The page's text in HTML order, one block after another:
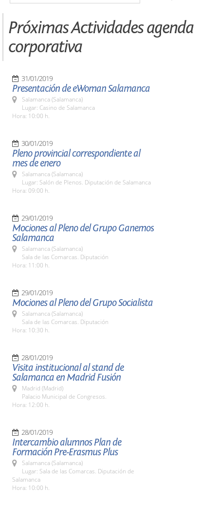
Próximas Actividades agenda
corporativa
31/01/2019
Presentación de eWoman Salamanca
Salamanca (Salamanca)
Lugar: Casino de Salamanca
Hora: 10:00 h.
30/01/2019
Pleno provincial correspondiente al
mes de enero
Salamanca (Salamanca)
Lugar: Salón de Plenos. Diputación de Salamanca
Hora: 09:00 h.
29/01/2019
Mociones al Pleno del Grupo Ganemos
Salamanca
Salamanca (Salamanca)
Sala de las Comarcas. Diputación
Hora: 11:00 h.
29/01/2019
Mociones al Pleno del Grupo Socialista
Salamanca (Salamanca)
Sala de las Comarcas. Diputación
Hora: 10:30 h.
28/01/2019
Visita institucional al stand de
Salamanca en Madrid Fusión
Madrid (Madrid)
Palacio Municipal de Congresos.
Hora: 12:00 h.
28/01/2019
Intercambio alumnos Plan de
Formación Pre-Erasmus Plus
Salamanca (Salamanca)
Lugar: Sala de las Comarcas. Diputación de
Salamanca
Hora: 10:00 h.